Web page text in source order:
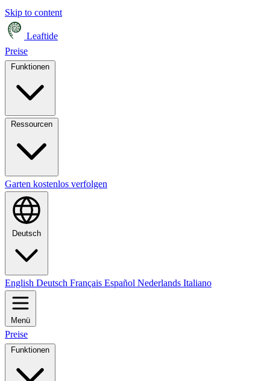
Skip to content
Leaftide
Preise
Garten kostenlos verfolgen
Deutsch
English Deutsch Français Español Nederlands Italiano
Menü
Preise
Funktionen